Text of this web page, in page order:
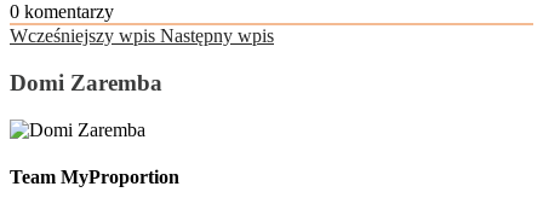
0 komentarzy
Wcześniejszy wpis Następny wpis
Domi Zaremba
Team MyProportion